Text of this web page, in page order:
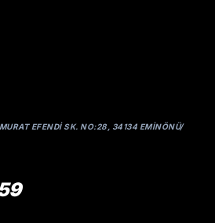
EFENDI SK. NO:28, 34134 EMINÖNÜ/